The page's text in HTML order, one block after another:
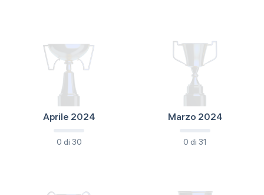
Aprile 2024
0 di 30
Marzo 2024
0 di 31